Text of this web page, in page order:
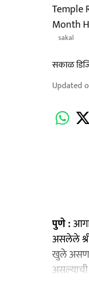
Temple
Month
sakal
सकाळ
Updated
पुणे :
असलेले
खुले